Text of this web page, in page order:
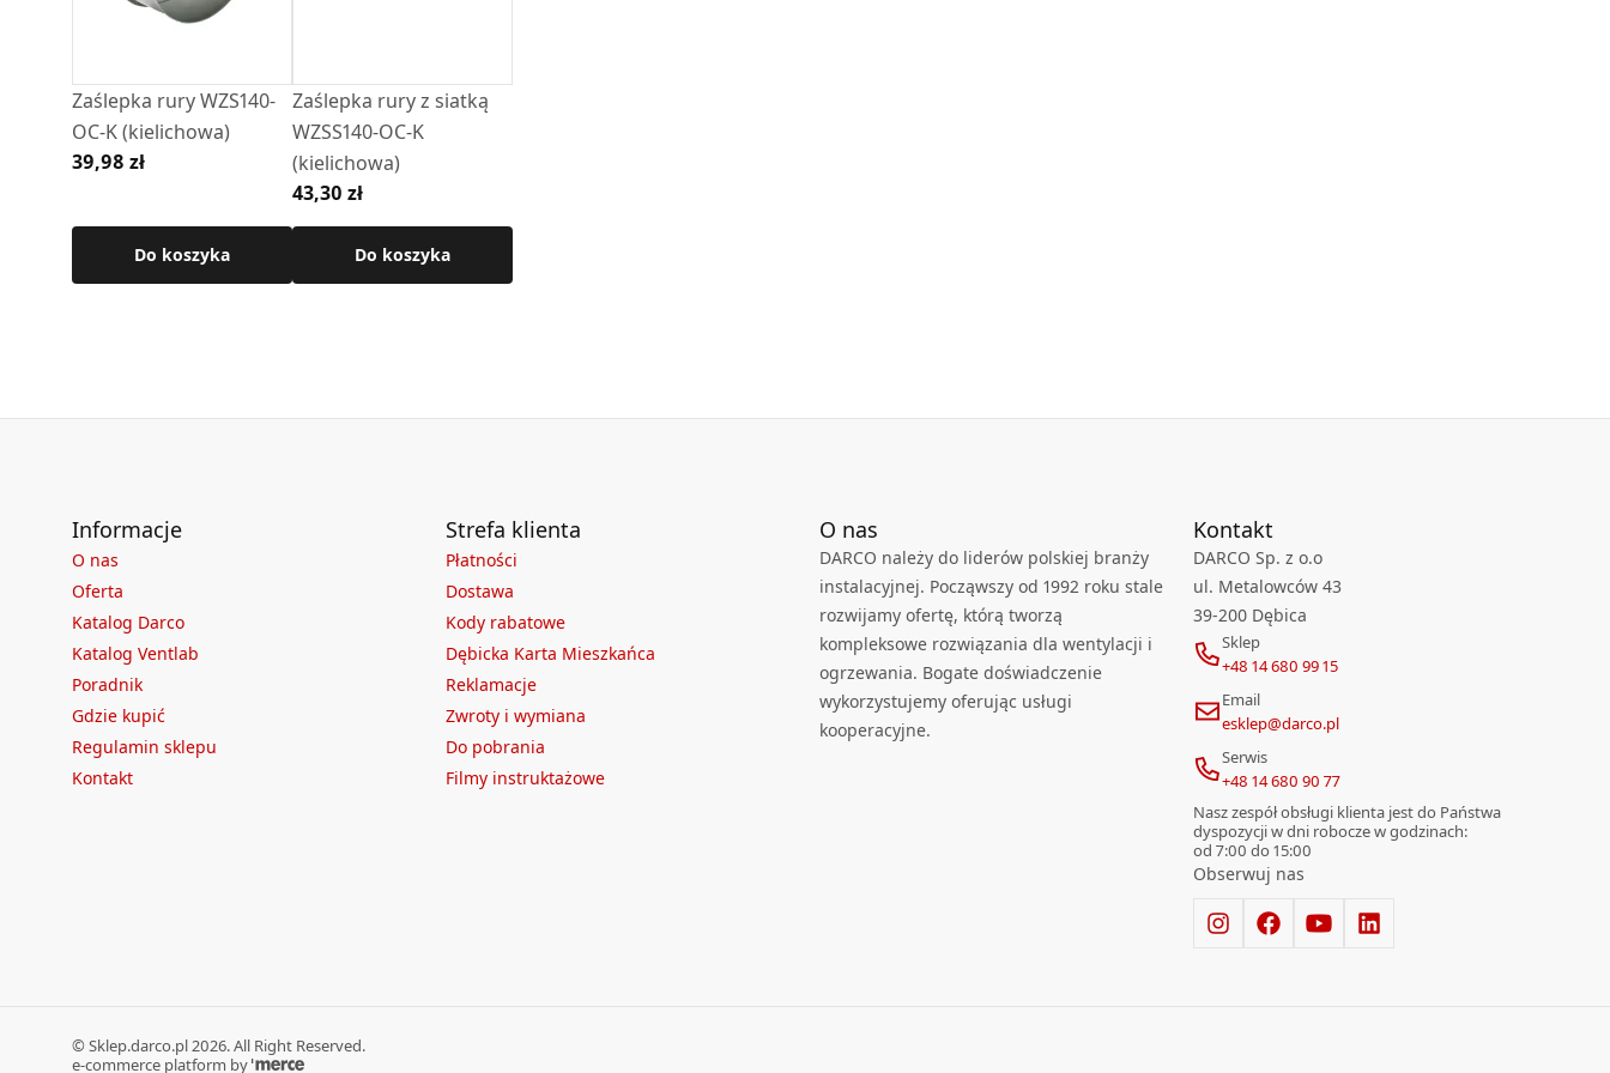
• połączenie: nypel/ kielich
technicznej produktu.
Zaślepka rury WZS140-
OC-K (kielichowa)
39,98 zł
Do koszyka
Zaślepka rury z siatką
WZSS140-OC-K
(kielichowa)
43,30 zł
Do koszyka
Informacje
O nas
Oferta
Katalog Darco
Katalog Ventlab
Poradnik
Gdzie kupić
Regulamin sklepu
Kontakt
Strefa klienta
Płatności
Dostawa
Kody rabatowe
Dębicka Karta Mieszkańca
Reklamacje
Zwroty i wymiana
Do pobrania
Filmy instruktażowe
O nas
DARCO należy do liderów polskiej branży
instalacyjnej. Począwszy od 1992 roku stale
rozwijamy ofertę, którą tworzą
kompleksowe rozwiązania dla wentylacji i
ogrzewania. Bogate doświadczenie
wykorzystujemy oferując usługi
kooperacyjne.
Kontakt
DARCO Sp. z o.o
ul. Metalowców 43
39-200 Dębica
Sklep
+48 14 680 99 15
Email
esklep@darco.pl
Serwis
+48 14 680 90 77
Nasz zespół obsługi klienta jest do Państwa
dyspozycji w dni robocze w godzinach:
od 7:00 do 15:00
Obserwuj nas
© Sklep.darco.pl2026. All Right Reserved.
e-commerce platform by